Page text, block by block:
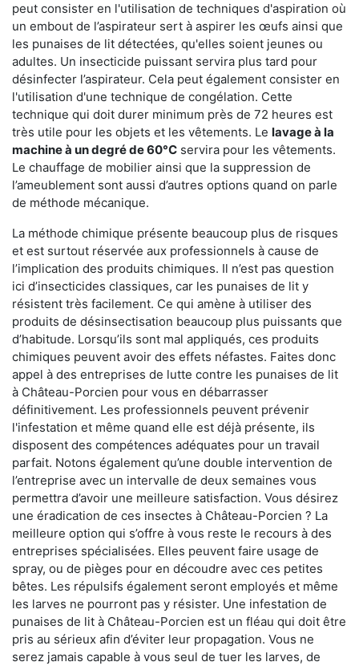
peut consister en l'utilisation de techniques d'aspiration où
un embout de l’aspirateur sert à aspirer les œufs ainsi que
les punaises de lit détectées, qu'elles soient jeunes ou
adultes. Un insecticide puissant servira plus tard pour
désinfecter l’aspirateur. Cela peut également consister en
l'utilisation d'une technique de congélation. Cette
technique qui doit durer minimum près de 72 heures est
très utile pour les objets et les vêtements. Le lavage à la
machine à un degré de 60°C servira pour les vêtements.
Le chauffage de mobilier ainsi que la suppression de
l’ameublement sont aussi d’autres options quand on parle
de méthode mécanique.
La méthode chimique présente beaucoup plus de risques
et est surtout réservée aux professionnels à cause de
l’implication des produits chimiques. Il n’est pas question
ici d’insecticides classiques, car les punaises de lit y
résistent très facilement. Ce qui amène à utiliser des
produits de désinsectisation beaucoup plus puissants que
d’habitude. Lorsqu’ils sont mal appliqués, ces produits
chimiques peuvent avoir des effets néfastes. Faites donc
appel à des entreprises de lutte contre les punaises de lit
à Château-Porcien pour vous en débarrasser
définitivement. Les professionnels peuvent prévenir
l'infestation et même quand elle est déjà présente, ils
disposent des compétences adéquates pour un travail
parfait. Notons également qu’une double intervention de
l’entreprise avec un intervalle de deux semaines vous
permettra d’avoir une meilleure satisfaction. Vous désirez
une éradication de ces insectes à Château-Porcien ? La
meilleure option qui s’offre à vous reste le recours à des
entreprises spécialisées. Elles peuvent faire usage de
spray, ou de pièges pour en découdre avec ces petites
bêtes. Les répulsifs également seront employés et même
les larves ne pourront pas y résister. Une infestation de
punaises de lit à Château-Porcien est un fléau qui doit être
pris au sérieux afin d’éviter leur propagation. Vous ne
serez jamais capable à vous seul de tuer les larves, de